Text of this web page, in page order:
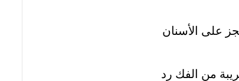
على الأسنان
من الفك رد